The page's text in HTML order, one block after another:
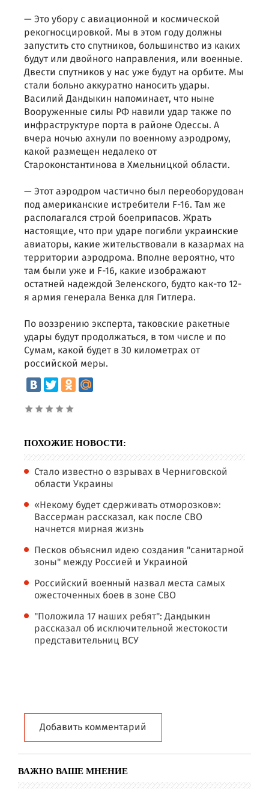
— Это убору с авиационной и космической
рекогносцировкой. Мы в этом году должны
запустить сто спутников, большинство из каких
будут или двойного направления, или военные.
Двести спутников у нас уже будут на орбите. Мы
стали больно аккуратно наносить удары.
Василий Дандыкин напоминает, что ныне
Вооруженные силы РФ навили удар также по
инфраструктуре порта в районе Одессы. А
вчера ночью ахнули по военному аэродрому,
какой размещен недалеко от
Староконстантинова в Хмельницкой области.
— Этот аэродром частично был переоборудован
под американские истребители F-16. Там же
располагался строй боеприпасов. Жрать
настоящие, что при ударе погибли украинские
авиаторы, какие жительствовали в казармах на
территории аэродрома. Вполне вероятно, что
там были уже и F-16, какие изображают
остатней надеждой Зеленского, будто как-то 12-
я армия генерала Венка для Гитлера.
По воззрению эксперта, таковские ракетные
удары будут продолжаться, в том числе и по
Сумам, какой будет в 30 километрах от
российской меры.
ПОХОЖИЕ НОВОСТИ:
Стало известно о взрывах в Черниговской
области Украины
«Некому будет сдерживать отморозков»:
Вассерман рассказал, как после СВО
начнется мирная жизнь
Песков объяснил идею создания "санитарной
зоны" между Россией и Украиной
Российский военный назвал места самых
ожесточенных боев в зоне СВО
"Положила 17 наших ребят": Дандыкин
рассказал об исключительной жестокости
представительниц ВСУ
Добавить комментарий
ВАЖНО ВАШЕ МНЕНИЕ